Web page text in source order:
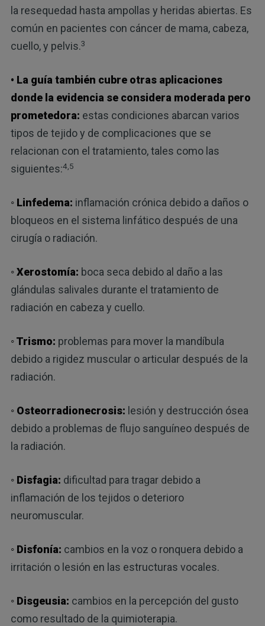
la resequedad hasta ampollas y heridas abiertas. Es
común en pacientes con cáncer de mama, cabeza,
cuello, y pelvis.3
• La guía también cubre otras aplicaciones
donde la evidencia se considera moderada pero
prometedora: estas condiciones abarcan varios
tipos de tejido y de complicaciones que se
relacionan con el tratamiento, tales como las
siguientes:4,5
◦ Linfedema: inflamación crónica debido a daños o
bloqueos en el sistema linfático después de una
cirugía o radiación.
◦ Xerostomía: boca seca debido al daño a las
glándulas salivales durante el tratamiento de
radiación en cabeza y cuello.
◦ Trismo: problemas para mover la mandíbula
debido a rigidez muscular o articular después de la
radiación.
◦ Osteorradionecrosis: lesión y destrucción ósea
debido a problemas de flujo sanguíneo después de
la radiación.
◦ Disfagia: dificultad para tragar debido a
inflamación de los tejidos o deterioro
neuromuscular.
◦ Disfonía: cambios en la voz o ronquera debido a
irritación o lesión en las estructuras vocales.
◦ Disgeusia: cambios en la percepción del gusto
como resultado de la quimioterapia.